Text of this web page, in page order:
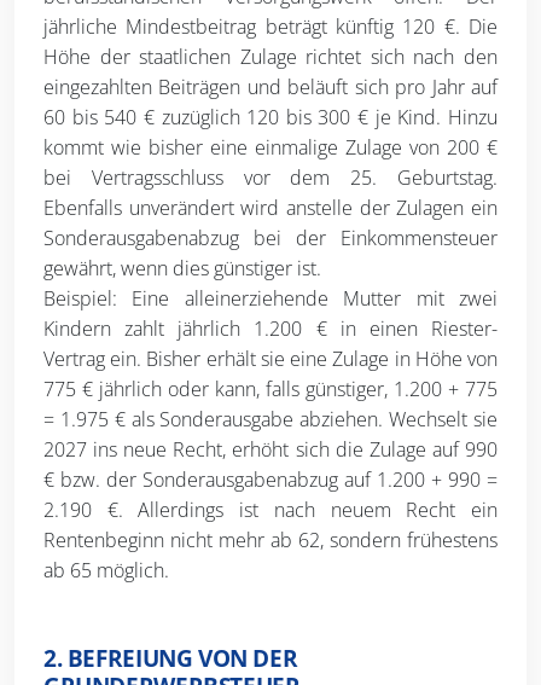
jährliche Mindestbeitrag beträgt künftig 120 €. Die
Höhe der staatlichen Zulage richtet sich nach den
eingezahlten Beiträgen und beläuft sich pro Jahr auf
60 bis 540 € zuzüglich 120 bis 300 € je Kind. Hinzu
kommt wie bisher eine einmalige Zulage von 200 €
bei Vertragsschluss vor dem 25. Geburtstag.
Ebenfalls unverändert wird anstelle der Zulagen ein
Sonderausgabenabzug bei der Einkommensteuer
gewährt, wenn dies günstiger ist.
Beispiel: Eine alleinerziehende Mutter mit zwei
Kindern zahlt jährlich 1.200 € in einen Riester-
Vertrag ein. Bisher erhält sie eine Zulage in Höhe von
775 € jährlich oder kann, falls günstiger, 1.200 + 775
= 1.975 € als Sonderausgabe abziehen. Wechselt sie
2027 ins neue Recht, erhöht sich die Zulage auf 990
€ bzw. der Sonderausgabenabzug auf 1.200 + 990 =
2.190 €. Allerdings ist nach neuem Recht ein
Rentenbeginn nicht mehr ab 62, sondern frühestens
ab 65 möglich.
2. BEFREIUNG VON DER